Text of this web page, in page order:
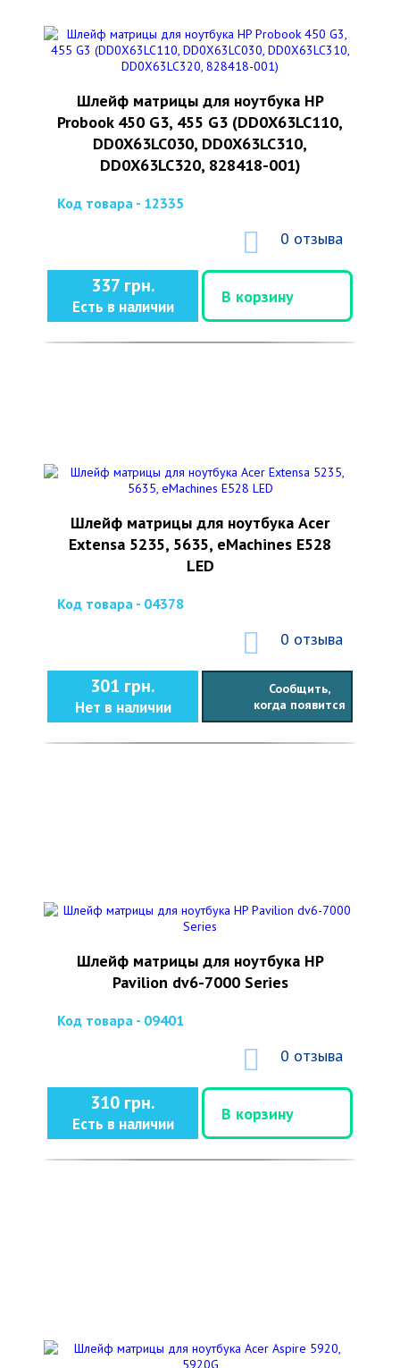
Шлейф матрицы для ноутбука HP
Probook 450 G3, 455 G3 (DD0X63LC110,
DD0X63LC030, DD0X63LC310,
DD0X63LC320, 828418-001)
Код товара - 12335
0 отзыва
337 грн.
Есть в наличии
В корзину
Шлейф матрицы для ноутбука Acer
Extensa 5235, 5635, eMachines E528
LED
Код товара - 04378
0 отзыва
301 грн.
Нет в наличии
Сообщить,
когда появится
Шлейф матрицы для ноутбука HP
Pavilion dv6-7000 Series
Код товара - 09401
0 отзыва
310 грн.
Есть в наличии
В корзину